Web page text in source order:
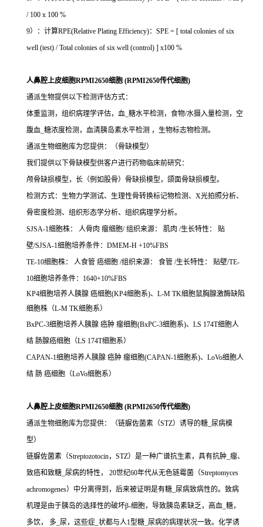
/ 100 x 100 %
9）：计算RPE(Relative Plating Efficiency)：SPE = [ total colonies of six
well (test) / Total colonies of six well (control) ] x100 %
人鼻腔上皮细胞RPMI2650细胞 (RPMI2650传代细胞)
通派生物提供以下检测评估方式：
体重监测，组织病理学评估，血_糖水平检测，食物/水摄入量检测，空
腹血_糖浓度检测，血清胰岛素水平检测 ，生物标志物检测。
通派生物细胞库为您提供：（骨缺模型）
我们提供以下骨缺模型供客户进行药物临床前研究：
颅骨缺损模型，长（例如股骨）骨缺损模型，颌面骨缺损模型。
检测方式：生物力学测试、生理性骨转换标记物检测、X光拍照分析、
骨密度检测、组织形态学分析、组织病理学分析。
SJSA-1细胞株： 人骨肉 瘤细胞/ 组织来源： 肌肉 /生长特性： 贴
壁/SJSA-1细胞培养条件：DMEM-H +10%FBS
TE-10细胞株： 人食管 癌细胞 /组织来源： 食管 /生长特性： 贴壁/TE-
10细胞培养条件：1640+10%FBS
KP4细胞培养人胰腺 癌细胞(KP4细胞系)、L-M TK细胞鼠胸腺激酶缺陷
细胞株（L-M TK细胞系）
BxPC-3细胞培养人胰腺 癌肿 瘤细胞(BxPC-3细胞系)、LS 174T细胞人
结 肠腺癌细胞（LS 174T细胞系）
CAPAN-1细胞培养人胰腺 癌肿 瘤细胞(CAPAN-1细胞系)、LoVo细胞人
结 肠 癌细胞（LoVo细胞系）
人鼻腔上皮细胞RPMI2650细胞 (RPMI2650传代细胞)
通派生物细胞库为您提供：（链脲佐菌素（STZ）诱导的糖_尿病模
型）
链脲佐菌素（Streptozotocin，STZ）是一种广谱抗生素，具有抗肿_瘤、
致癌和致糖_尿病的特性， 20世纪60年代从无色链霉菌（Streptomyces
achromogenes）中分离得到，后来被证明是有糖_尿病致病性的。致病
机理是由于胰岛的选择性的破坏β-细胞，导致胰岛素缺乏，高血_糖，
多饮， 多_尿，这些症_状都与人1型糖_尿病的病理状况一致。化学诱